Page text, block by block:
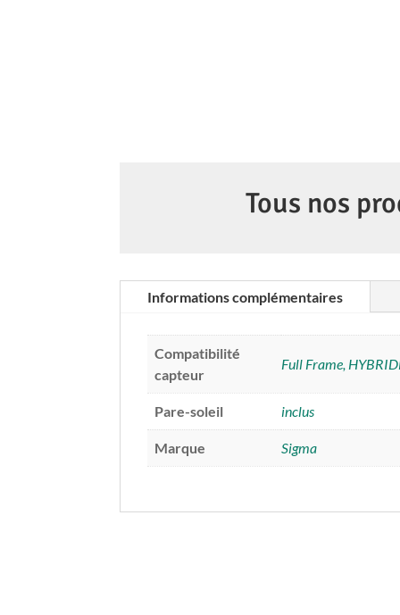
Tous nos
Informations complémentaires
Compatibilité
capteur
Full Frame,
Pare-soleil inclus
Marque Sigma